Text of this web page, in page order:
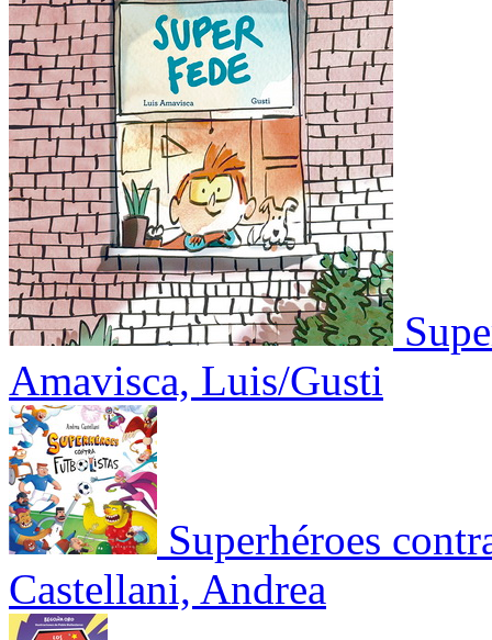
Amavisca, Luis/Gusti
Superhéroes
Castellani, Andrea